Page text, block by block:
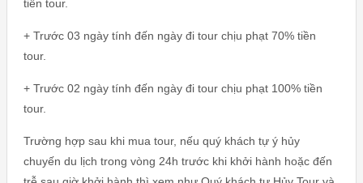
tiền tour.
+ Trước 03 ngày tính đến ngày đi tour chịu phạt 70% tiền
tour.
+ Trước 02 ngày tính đến ngày đi tour chịu phạt 100% tiền
tour.
Trường hợp sau khi mua tour, nếu quý khách tự ý hủy
chuyến du lịch trong vòng 24h trước khi khởi hành hoặc đến